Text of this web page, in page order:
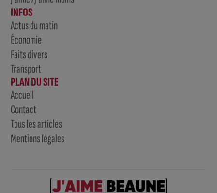
INFOS
Actus du matin
Économie
Faits divers
Transport
PLAN DU SITE
Accueil
Contact
Tous les articles
Mentions légales